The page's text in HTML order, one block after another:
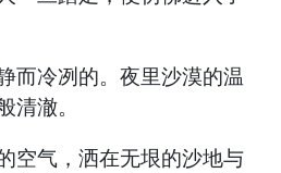
而冷冽的。夜里沙漠的温
清澈。
空气，洒在无垠的沙地与